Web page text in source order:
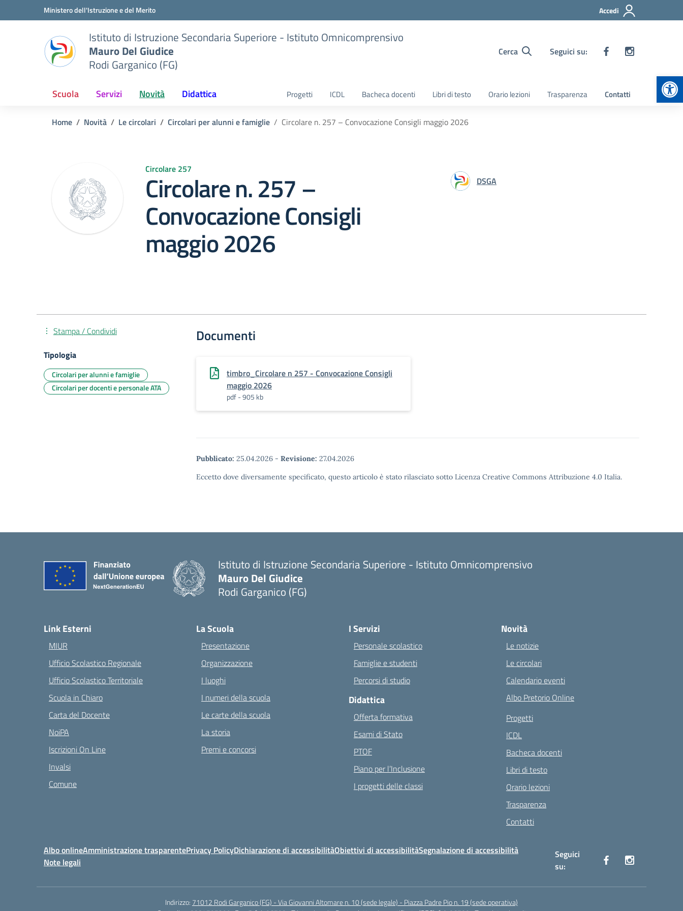
Vai ai contenuti
Vai al menu di navigazioneMinistero dell'Istruzione e del Merito Accedi
Istituto di Istruzione Secondaria Superiore - Istituto Omnicomprensivo
Mauro Del Giudice
Rodi Garganico (FG)
Cerca Seguici su:
Scuola Servizi Novità Didattica Progetti ICDL Bacheca docenti Libri di testo Orario lezioni Trasparenza Contatti
Home Novità Le circolari Circolari per alunni e famiglie Circolare n. 257 – Convocazione Consigli maggio 2026
Circolare 257
Circolare n. 257 –
Convocazione Consigli
maggio 2026
DSGA
Documenti
timbro_Circolare n 257 - Convocazione Consigli
maggio 2026
pdf - 905 kb
Pubblicato: 25.04.2026 - Revisione: 27.04.2026
Eccetto dove diversamente specificato, questo articolo è stato rilasciato sotto Licenza Creative Commons Attribuzione 4.0 Italia.
Stampa / Condividi
Tipologia
Circolari per alunni e famiglie
Circolari per docenti e personale ATA
Istituto di Istruzione Secondaria Superiore - Istituto Omnicomprensivo
Mauro Del Giudice
Rodi Garganico (FG)
Link Esterni
MIUR
Ufficio Scolastico Regionale
Ufficio Scolastico Territoriale
Scuola in Chiaro
Carta del Docente
NoiPA
Iscrizioni On Line
Invalsi
Comune
La Scuola
Presentazione
Organizzazione
I luoghi
I numeri della scuola
Le carte della scuola
La storia
Premi e concorsi
I Servizi
Personale scolastico
Famiglie e studenti
Percorsi di studio
Didattica
Offerta formativa
Esami di Stato
PTOF
Piano per l’Inclusione
I progetti delle classi
Novità
Le notizie
Le circolari
Calendario eventi
Albo Pretorio Online
Progetti
ICDL
Bacheca docenti
Libri di testo
Orario lezioni
Trasparenza
Contatti
Albo onlineAmministrazione trasparentePrivacy PolicyDichiarazione di accessibilitàObiettivi di accessibilitàSegnalazione di accessibilità
Note legali
Seguici
su:
Indirizzo: 71012 Rodi Garganico (FG) - Via Giovanni Altomare n. 10 (sede legale) - Piazza Padre Pio n. 19 (sede operativa)